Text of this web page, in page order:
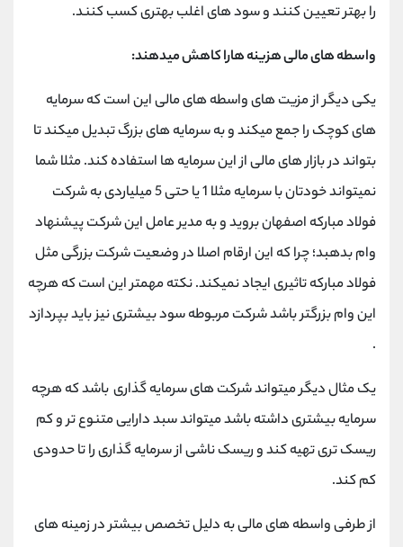
را بهتر تعیین کنند و سود های اغلب بهتری کسب کنند.
واسطه های مالی هزینه هارا کاهش میدهند:
یکی دیگر از مزیت های واسطه های مالی این است که سرمایه
های کوچک را جمع میکند و به سرمایه های بزرگ تبدیل میکند تا
بتواند در بازار های مالی از این سرمایه ها استفاده کند. مثلا شما
نمیتواند خودتان با سرمایه مثلا 1 یا حتی 5 میلیاردی به شرکت
فولاد مبارکه اصفهان بروید و به مدیر عامل این شرکت پیشنهاد
وام بدهبد؛ چرا که این ارقام اصلا در وضعیت شرکت بزرگی مثل
فولاد مبارکه تاثیری ایجاد نمیکند. نکته مهمتر این است که هرچه
این وام بزرگتر باشد شرکت مربوطه سود بیشتری نیز باید بپردازد
.
یک مثال دیگر میتواند شرکت های سرمایه گذاری باشد که هرچه
سرمایه بیشتری داشته باشد میتواند سبد دارایی متنوع تر و کم
ریسک تری تهیه کند و ریسک ناشی از سرمایه گذاری را تا حدودی
کم کند.
از طرفی واسطه های مالی به دلیل تخصص بیشتر در زمینه های